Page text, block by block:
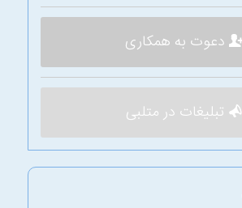
دعوت به همکاری
تبلیغات در متلبی